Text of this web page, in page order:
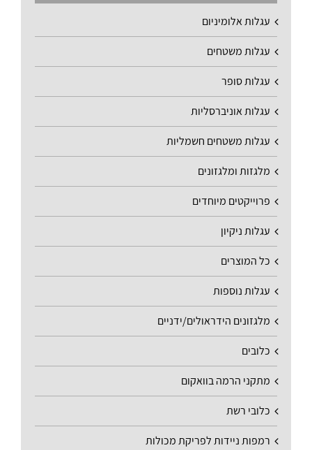
עגלות אלומיניום
עגלות משטחים
עגלות סופר
עגלות אוניברסליות
עגלות משטחים חשמליות
מלגזות ומלגזונים
פרוייקטים מיוחדים
עגלות ניקיון
כל המוצרים
עגלות נוספות
מלגזונים הידראולים/ידניים
כלובים
מתקני הרמה בוואקום
כלובי רשת
רמפות ניידות לפריקת מכולות